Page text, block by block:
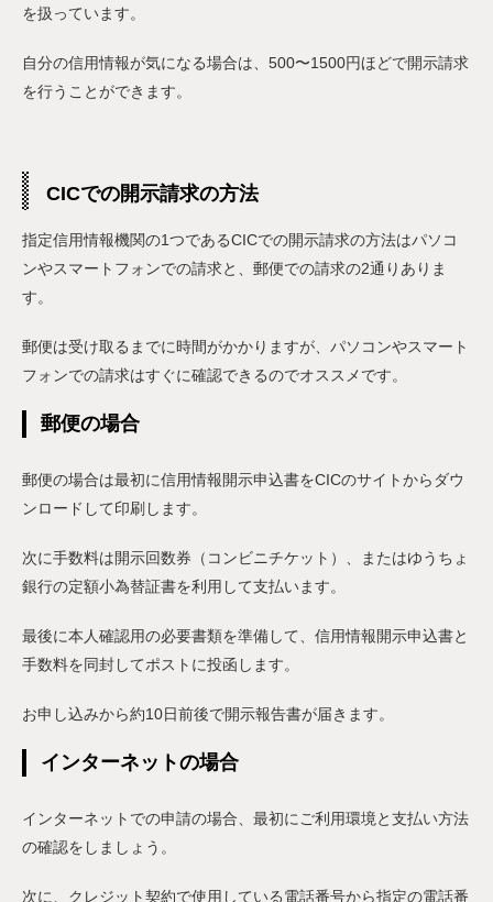
を扱っています。
自分の信用情報が気になる場合は、500〜1500円ほどで開示請求
を行うことができます。
CICでの開示請求の方法
指定信用情報機関の1つであるCICでの開示請求の方法はパソコ
ンやスマートフォンでの請求と、郵便での請求の2通りありま
す。
郵便は受け取るまでに時間がかかりますが、パソコンやスマート
フォンでの請求はすぐに確認できるのでオススメです。
郵便の場合
郵便の場合は最初に信用情報開示申込書をCICのサイトからダウ
ンロードして印刷します。
次に手数料は開示回数券（コンビニチケット）、またはゆうちょ
銀行の定額小為替証書を利用して支払います。
最後に本人確認用の必要書類を準備して、信用情報開示申込書と
手数料を同封してポストに投函します。
お申し込みから約10日前後で開示報告書が届きます。
インターネットの場合
インターネットでの申請の場合、最初にご利用環境と支払い方法
の確認をしましょう。
次に、クレジット契約で使用している電話番号から指定の電話番